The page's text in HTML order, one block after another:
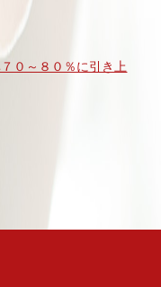
０～８０％に引き上